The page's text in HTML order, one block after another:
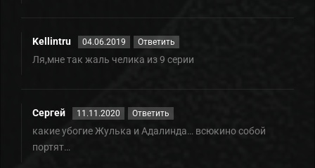
Kellintru 04.06.2019 Ответить
Ля,мне так жаль челика из 9 серии
Сергей 11.11.2020 Ответить
какие убогие Жулька и Адалинда… всюкино собой
портят…